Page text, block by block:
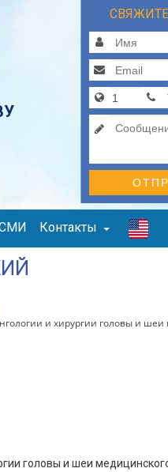
Контакты
и хирургии головы и шеи
головы и шеи